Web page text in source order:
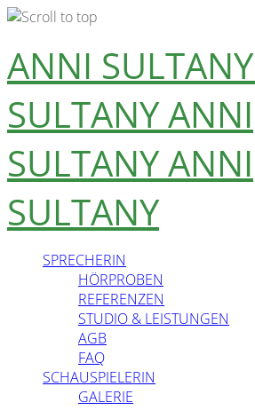
Skip
to
content
ANNI SULTANY
SULTANYANNI
SULTANYANNI
SULTANY
SPRECHERIN
HÖRPROBEN
REFERENZEN
STUDIO & LEISTUNGEN
AGB
FAQ
SCHAUSPIELERIN
GALERIE